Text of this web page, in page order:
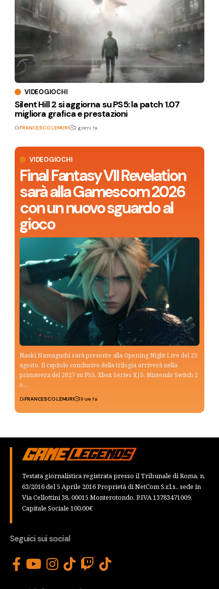
VIDEOGIOCHI
Final Fantasy VII Revelation
sarà alla Gamescom 2026
con un nuovo sguardo al
gioco
Naoki Hamaguchi sarà presente alla Opening Night Live del 25
agosto. Il capitolo conclusivo della trilogia arriverà nella
primavera del 2027 su PS5, Xbox Series X|S, Nintendo Switch 2
e…
DiFRANCESCO LEMURI 19 ore fa
VIDEOGIOCHI
Silent Hill 2 si aggiorna su PS5: la patch 1.07
migliora grafica e prestazioni
DiFRANCESCO LEMURI 2 giorni fa
Testata giornalistica registrata presso il Tribunale di Roma, n.
63/2016 del 5 Aprile 2016 Proprietà di NetCom S.r.l.s., sede in
Via Cellottini 38, 00015 Monterotondo, P.IVA 13783471009,
Capitale Sociale 100,00€
Seguici sui social